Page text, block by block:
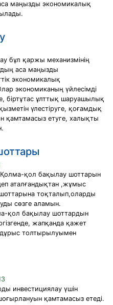
маңызды экономикалық
бұл қаржы механизмінің
аса маңызды
экономикалық
экономиканың үйлесімді
біртұтас ұлттық шаруашылық
үлестіруге, қоғамдық
қамтамасыз етуге, халықты
қол бақылау шоттарын
аталғандықтан ,жұмыс
тоқталып,оларды
сөзге аламын.
қол бақылау шоттардын
жапқанда қажет
толтырылуымен
инвестициялау үшін
қамтамасыз етеді.